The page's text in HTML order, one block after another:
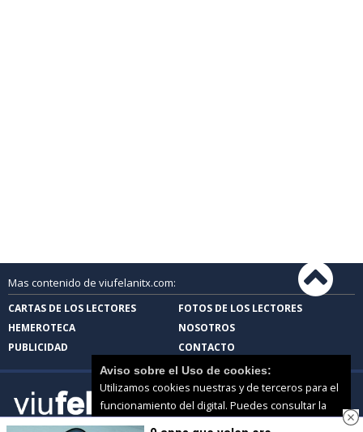
Mas contenido de viufelanitx.com:
CARTAS DE LOS LECTORES
FOTOS DE LOS LECTORES
HEMEROTECA
NOSOTROS
PUBLICIDAD
CONTACTO
Aviso sobre el Uso de cookies:
Utilizamos cookies nuestras y de terceros para el
funcionamiento del digital. Puedes consultar la
lista de cookies y como desconectarlas.